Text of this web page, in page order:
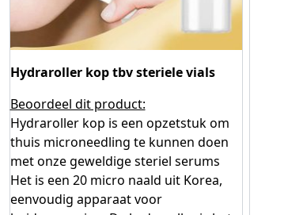
Hydraroller kop tbv steriele vials
Beoordeel dit product:
Hydraroller kop is een opzetstuk om
thuis microneedling te kunnen doen
met onze geweldige steriel serums
Het is een 20 micro naald uit Korea,
eenvoudig apparaat voor